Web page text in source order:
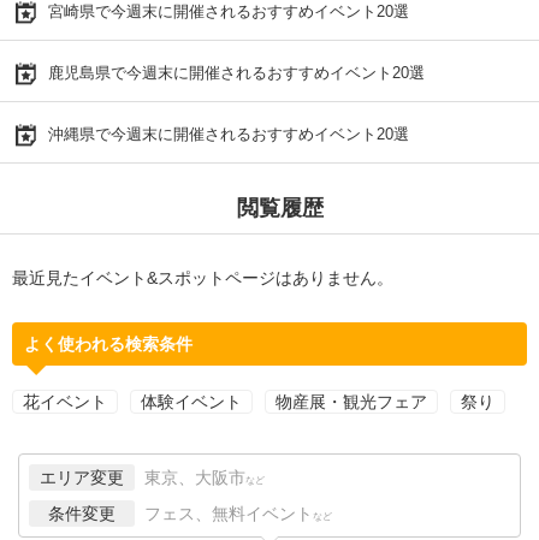
宮崎県で今週末に開催されるおすすめイベント20選
鹿児島県で今週末に開催されるおすすめイベント20選
沖縄県で今週末に開催されるおすすめイベント20選
閲覧履歴
最近見たイベント&スポットページはありません。
よく使われる検索条件
花イベント 体験イベント 物産展・観光フェア 祭り
エリア変更 東京、大阪市 など
条件変更 フェス、無料イベント など